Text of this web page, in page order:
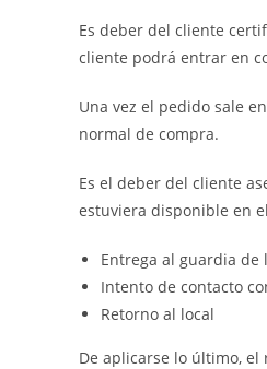
Es deber del cliente
cliente podrá entrar en
Una vez el pedido sale
normal de compra.
Es el deber del cliente
estuviera disponible en
Entrega al guardia de
Intento de contacto
Retorno al local
De aplicarse lo último,